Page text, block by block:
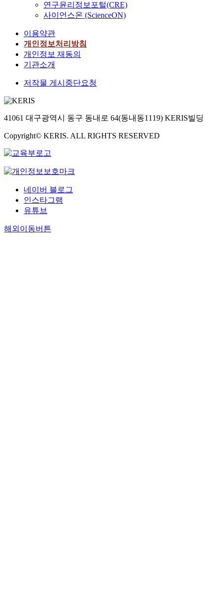
연구윤리정보포털(CRE)
사이언스온 (ScienceON)
이용약관
개인정보처리방침
개인정보 재동의
기관소개
저작물 게시중단요청
41061 대구광역시 동구 동내로 64(동내동1119) KERIS빌딩
Copyright© KERIS. ALL RIGHTS RESERVED
네이버 블로그
인스타그램
유튜브
해외이동버튼